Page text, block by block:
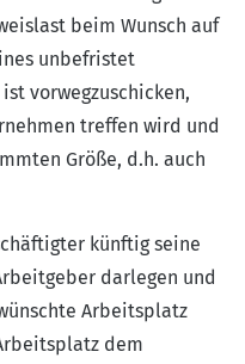
beim Wunsch auf
unbefristet
vorwegzuschicken,
treffen wird und
Größe, d.h. auch
künftig seine
darlegen und
Arbeitsplatz
dem